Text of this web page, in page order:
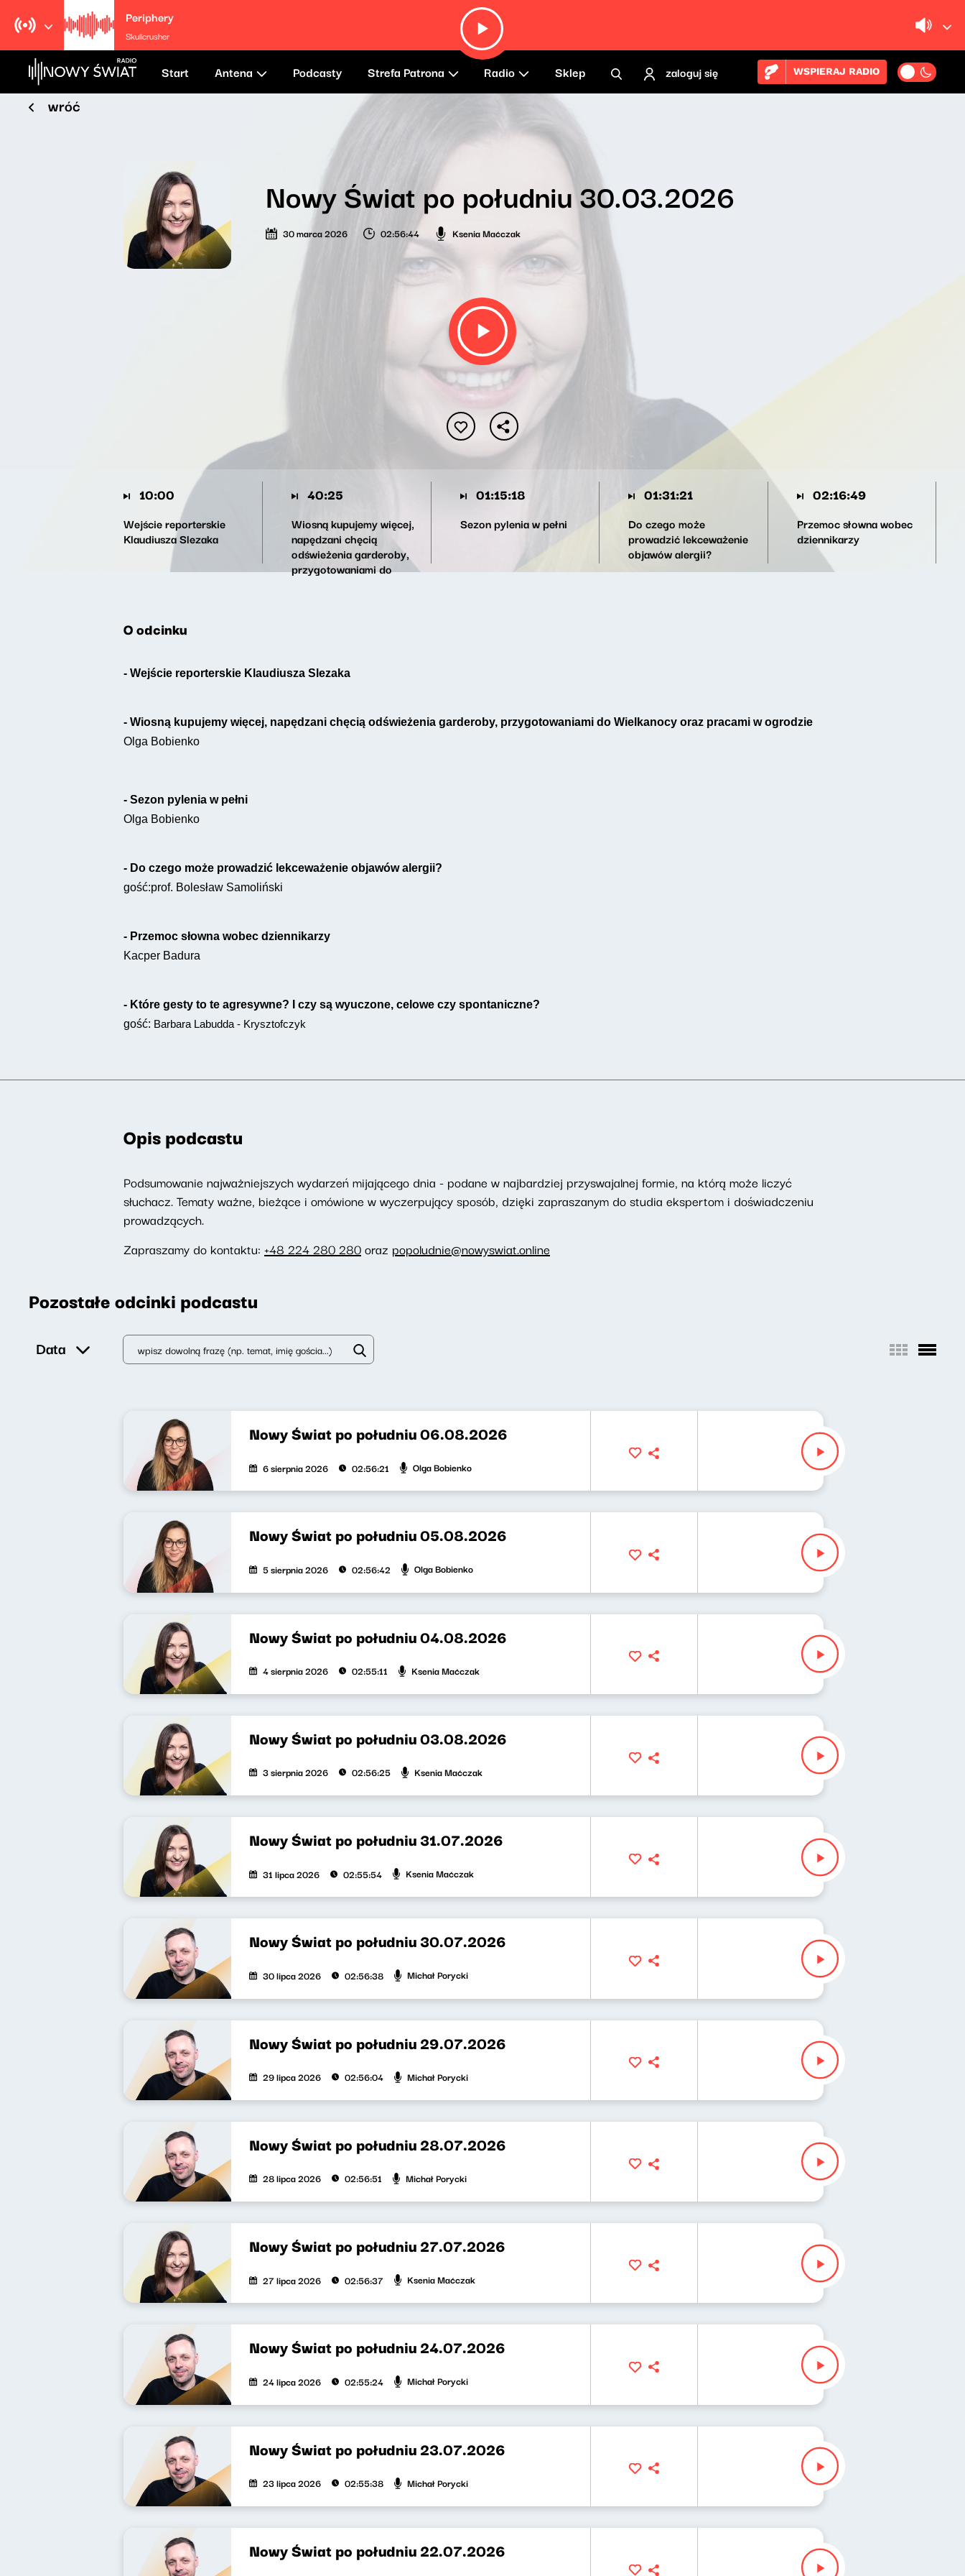
Periphery
Skullcrusher
Start Antena Podcasty Strefa Patrona Radio Sklep zaloguj się WSPIERAJ RADIO
wróć
Nowy Świat po południu 30.03.2026
30 marca 2026 02:56:44 Ksenia Maćczak
10:00
Wejście reporterskie
Klaudiusza Slezaka
40:25
Wiosną kupujemy więcej,
napędzani chęcią
odświeżenia garderoby,
przygotowaniami do
01:15:18
Sezon pylenia w pełni
01:31:21
Do czego może
prowadzić lekceważenie
objawów alergii?
02:16:49
Przemoc słowna wobec
dziennikarzy
O odcinku
- Wejście reporterskie Klaudiusza Slezaka
- Wiosną kupujemy więcej, napędzani chęcią odświeżenia garderoby, przygotowaniami do Wielkanocy oraz pracami w ogrodzie
Olga Bobienko
- Sezon pylenia w pełni
Olga Bobienko
- Do czego może prowadzić lekceważenie objawów alergii?
gość:prof. Bolesław Samoliński
- Przemoc słowna wobec dziennikarzy
Kacper Badura
- Które gesty to te agresywne? I czy są wyuczone, celowe czy spontaniczne?
gość: Barbara Labudda - Krysztofczyk
Opis podcastu
Podsumowanie najważniejszych wydarzeń mijającego dnia - podane w najbardziej przyswajalnej formie, na którą może liczyć
słuchacz. Tematy ważne, bieżące i omówione w wyczerpujący sposób, dzięki zapraszanym do studia ekspertom i doświadczeniu
prowadzących.
Zapraszamy do kontaktu: +48 224 280 280oraz popoludnie@nowyswiat.online
Pozostałe odcinki podcastu
Data
Nowy Świat po południu 06.08.2026
6 sierpnia 2026 02:56:21 Olga Bobienko
Nowy Świat po południu 05.08.2026
5 sierpnia 2026 02:56:42 Olga Bobienko
Nowy Świat po południu 04.08.2026
4 sierpnia 2026 02:55:11 Ksenia Maćczak
Nowy Świat po południu 03.08.2026
3 sierpnia 2026 02:56:25 Ksenia Maćczak
Nowy Świat po południu 31.07.2026
31 lipca 2026 02:55:54 Ksenia Maćczak
Nowy Świat po południu 30.07.2026
30 lipca 2026 02:56:38 Michał Porycki
Nowy Świat po południu 29.07.2026
29 lipca 2026 02:56:04 Michał Porycki
Nowy Świat po południu 28.07.2026
28 lipca 2026 02:56:51 Michał Porycki
Nowy Świat po południu 27.07.2026
27 lipca 2026 02:56:37 Ksenia Maćczak
Nowy Świat po południu 24.07.2026
24 lipca 2026 02:55:24 Michał Porycki
Nowy Świat po południu 23.07.2026
23 lipca 2026 02:55:38 Michał Porycki
Nowy Świat po południu 22.07.2026